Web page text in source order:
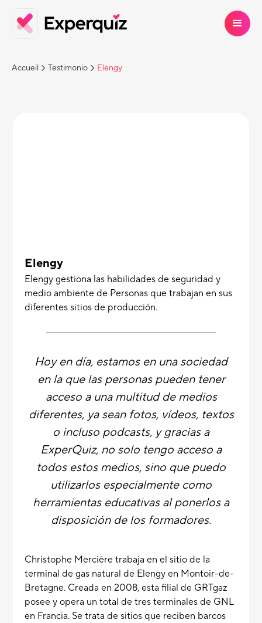
Accueil Testimonio Elengy
Elengy
Elengy gestiona las habilidades de seguridad y
medio ambiente de Personas que trabajan en sus
diferentes sitios de producción.
Hoy en día, estamos en una sociedad
en la que las personas pueden tener
acceso a una multitud de medios
diferentes, ya sean fotos, vídeos, textos
o incluso podcasts, y gracias a
ExperQuiz, no solo tengo acceso a
todos estos medios, sino que puedo
utilizarlos especialmente como
herramientas educativas al ponerlos a
disposición de los formadores.
Christophe Mercière trabaja en el sitio de la
terminal de gas natural de Elengy en Montoir-de-
Bretagne. Creada en 2008, esta filial de GRTgaz
posee y opera un total de tres terminales de GNL
en Francia. Se trata de sitios que reciben barcos